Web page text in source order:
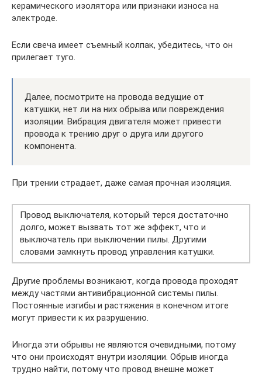
керамического изолятора или признаки износа на
электроде.
Если свеча имеет съемный колпак, убедитесь, что он
прилегает туго.
Далее, посмотрите на провода ведущие от
катушки, нет ли на них обрыва или повреждения
изоляции. Вибрация двигателя может привести
провода к трению друг о друга или другого
компонента.
При трении страдает, даже самая прочная изоляция.
Провод выключателя, который терся достаточно
долго, может вызвать тот же эффект, что и
выключатель при выключении пилы. Другими
словами замкнуть провод управления катушки.
Другие проблемы возникают, когда провода проходят
между частями антивибрационной системы пилы.
Постоянные изгибы и растяжения в конечном итоге
могут привести к их разрушению.
Иногда эти обрывы не являются очевидными, потому
что они происходят внутри изоляции. Обрыв иногда
трудно найти, потому что провод внешне может